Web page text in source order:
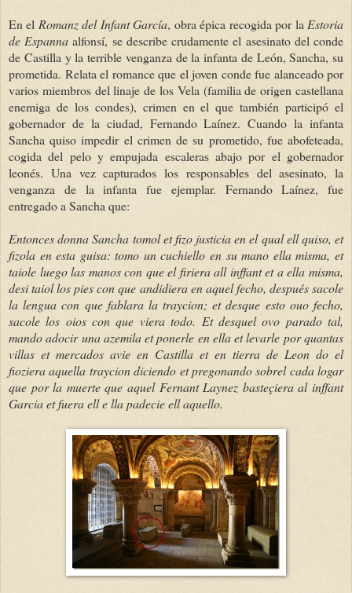
En el Romanz del Infant García, obra épica recogida por la Estoria
de Espanna alfonsí, se describe crudamente el asesinato del conde
de Castilla y la terrible venganza de la infanta de León, Sancha, su
prometida. Relata el romance que el joven conde fue alanceado por
varios miembros del linaje de los Vela (familia de origen castellana
enemiga de los condes), crimen en el que también participó el
gobernador de la ciudad, Fernando Laínez. Cuando la infanta
Sancha quiso impedir el crimen de su prometido, fue abofeteada,
cogida del pelo y empujada escaleras abajo por el gobernador
leonés. Una vez capturados los responsables del asesinato, la
venganza de la infanta fue ejemplar. Fernando Laínez, fue
entregado a Sancha que:
Entonces donna Sancha tomol et fizo justicia en el qual ell quiso, et
fizola en esta guisa: tomo un cuchiello en su mano ella misma, et
taiole luego las manos con que el firiera all inffant et a ella misma,
desi taiol los pies con que andidiera en aquel fecho, después sacole
la lengua con que fablara la traycion; et desque esto ouo fecho,
sacole los oios con que viera todo. Et desquel ovo parado tal,
mando adocir una azemila et ponerle en ella et levarle por quantas
villas et mercados avie en Castilla et en tierra de Leon do el
fioziera aquella traycion diciendo et pregonando sobrel cada logar
que por la muerte que aquel Fernant Laynez basteçiera al inffant
Garcia et fuera ell e lla padecie ell aquello.